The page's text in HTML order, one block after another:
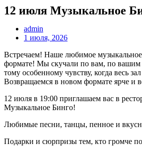
12 июля Музыкальное
admin
1 июля, 2026
Встречаем! Наше любимое
формате! Мы скучали по вам, по вашим
тому особенному чувству, когда весь
Возвращаемся в новом формате ярче и
12 июля в 19:00 приглашаем вас в
Музыкальное Бинго!
Любимые песни, танцы, пенное и
Подарки и сюрпризы тем, кто громче